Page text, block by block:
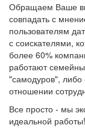
Обращаем Ваше
совпадать с
пользователям
с соискателями,
более 60%
работают
"самодуров",
отношении
Все просто - мы
идеальной работы!